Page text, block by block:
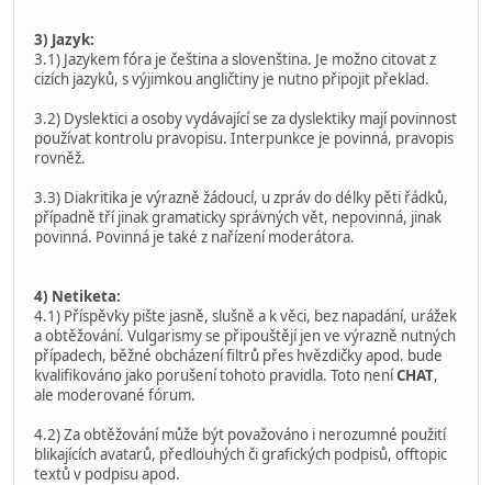
3) Jazyk:
3.1) Jazykem fóra je čeština a slovenština. Je možno citovat z
cizích jazyků, s výjimkou angličtiny je nutno připojit překlad.
3.2) Dyslektici a osoby vydávající se za dyslektiky mají povinnost
používat kontrolu pravopisu. Interpunkce je povinná, pravopis
rovněž.
3.3) Diakritika je výrazně žádoucí, u zpráv do délky pěti řádků,
případně tří jinak gramaticky správných vět, nepovinná, jinak
povinná. Povinná je také z nařízení moderátora.
4) Netiketa:
4.1) Příspěvky pište jasně, slušně a k věci, bez napadání, urážek
a obtěžování. Vulgarismy se připouštějí jen ve výrazně nutných
případech, běžné obcházení filtrů přes hvězdičky apod. bude
kvalifikováno jako porušení tohoto pravidla. Toto neníCHAT,
ale moderované fórum.
4.2) Za obtěžování může být považováno i nerozumné použití
blikajících avatarů, předlouhých či grafických podpisů, offtopic
textů v podpisu apod.